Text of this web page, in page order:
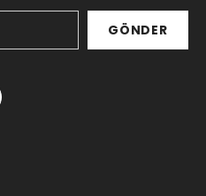
GÖNDER